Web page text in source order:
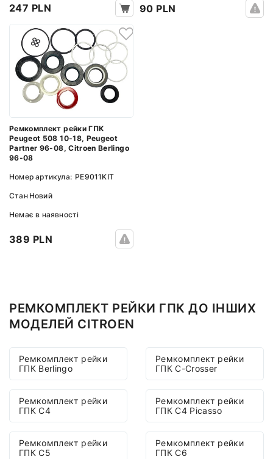
247 PLN 90 PLN
Ремкомплект рейки ГПК
Peugeot 508 10-18, Peugeot
Partner 96-08, Citroen Berlingo
96-08
Номер артикула: PE9011KIT
Стан Новий
Немає в наявності
389 PLN
РЕМКОМПЛЕКТ РЕЙКИ ГПК ДО ІНШИХ
МОДЕЛЕЙ CITROEN
Ремкомплект рейки
ГПК Berlingo
Ремкомплект рейки
ГПК C-Crosser
Ремкомплект рейки
ГПК C4
Ремкомплект рейки
ГПК C4 Picasso
Ремкомплект рейки
ГПК C5
Ремкомплект рейки
ГПК C6